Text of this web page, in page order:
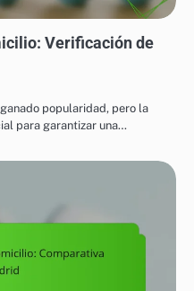
Verificación de
popularidad, pero la
para garantizar una…